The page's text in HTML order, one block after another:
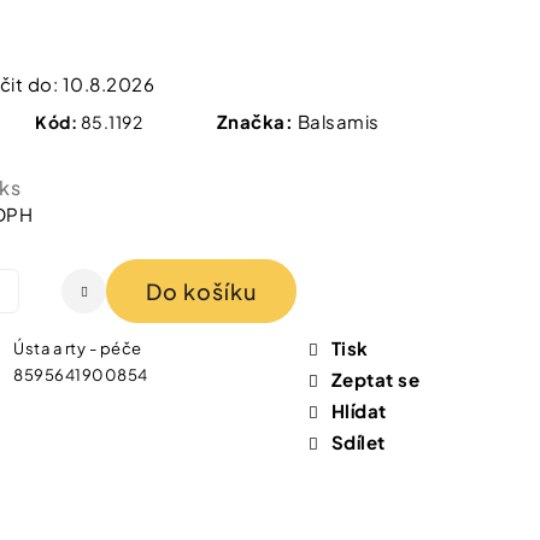
do: 10.8.2026
Kód: 85.1192 Značka: Balsamis
Do košíku
Ústa a rty - péče
8595641900854
Tisk
Zeptat se
Hlídat
Sdílet